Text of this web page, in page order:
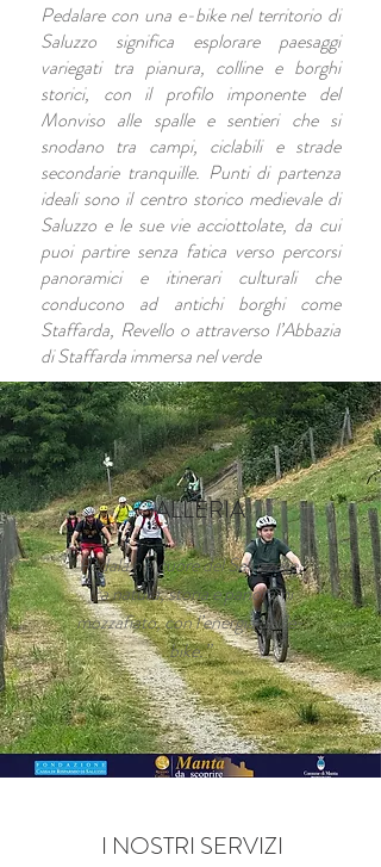
Pedalare con una e-bike nel territorio di
Saluzzo significa esplorare paesaggi
variegati tra pianura, colline e borghi
storici, con il profilo imponente del
Monviso alle spalle e sentieri che si
snodano tra campi, ciclabili e strade
secondarie tranquille. Punti di partenza
ideali sono il centro storico medievale di
Saluzzo e le sue vie acciottolate, da cui
puoi partire senza fatica verso percorsi
panoramici e itinerari culturali che
conducono ad antichi borghi come
Staffarda, Revello o attraverso l’Abbazia
di Staffarda immersa nel verde
GALLERIA
Pedala nel cuore del Saluzzese,
tra natura, storia e panorami
mozzafiato, con l’energia dell’e-
bike.”
I NOSTRI SERVIZI